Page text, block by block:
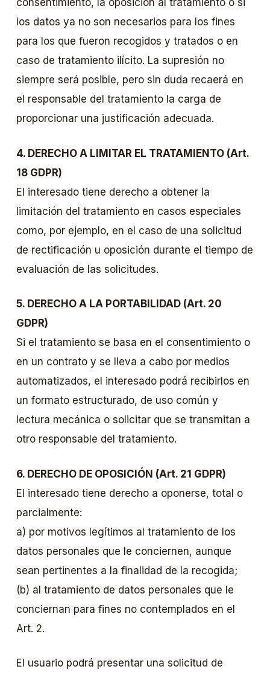
consentimiento, la oposición al tratamiento o si
los datos ya no son necesarios para los fines
para los que fueron recogidos y tratados o en
caso de tratamiento ilícito. La supresión no
siempre será posible, pero sin duda recaerá en
el responsable del tratamiento la carga de
proporcionar una justificación adecuada.
4. DERECHO A LIMITAR EL TRATAMIENTO (Art.
18 GDPR)
El interesado tiene derecho a obtener la
limitación del tratamiento en casos especiales
como, por ejemplo, en el caso de una solicitud
de rectificación u oposición durante el tiempo de
evaluación de las solicitudes.
5. DERECHO A LA PORTABILIDAD (Art. 20
GDPR)
Si el tratamiento se basa en el consentimiento o
en un contrato y se lleva a cabo por medios
automatizados, el interesado podrá recibirlos en
un formato estructurado, de uso común y
lectura mecánica o solicitar que se transmitan a
otro responsable del tratamiento.
6. DERECHO DE OPOSICIÓN (Art. 21 GDPR)
El interesado tiene derecho a oponerse, total o
parcialmente:
a) por motivos legítimos al tratamiento de los
datos personales que le conciernen, aunque
sean pertinentes a la finalidad de la recogida;
(b) al tratamiento de datos personales que le
conciernan para fines no contemplados en el
Art. 2.
El usuario podrá presentar una solicitud de